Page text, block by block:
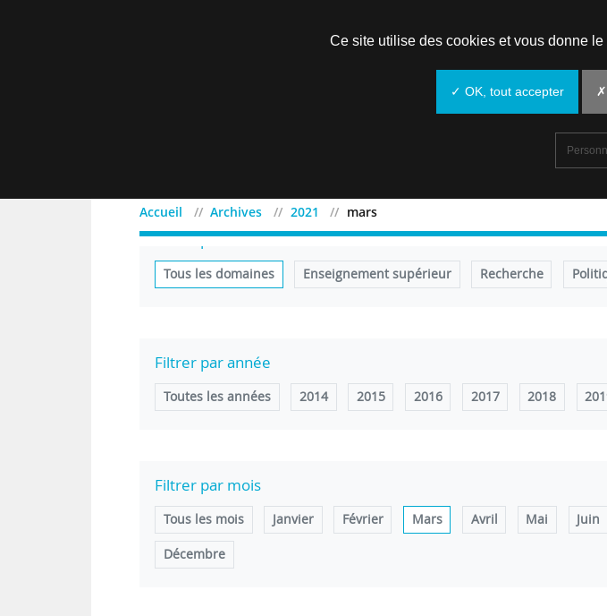
Accueil Archives 2021 mars
Filtrer par domaine
Tous les domaines Enseignement supérieur Recherche
Filtrer par année
Toutes les années 2014 2015 2016 2017 2018
Filtrer par mois
Tous les mois Janvier Février Mars Avril Mai Juin
Décembre
Ce site utilise des cookies et vous donne
✓ OK, tout accepter ✗